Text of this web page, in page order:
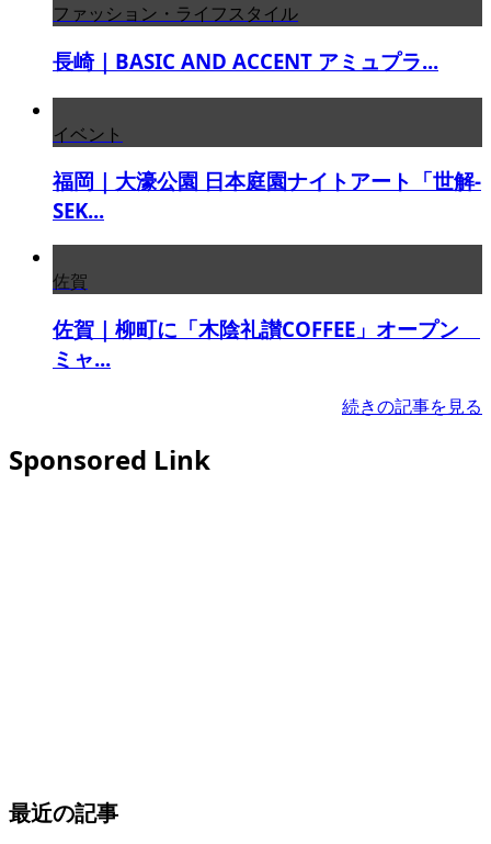
ファッション・ライフスタイル
長崎｜BASIC AND ACCENT アミュプラ...
イベント
福岡｜大濠公園 日本庭園ナイトアート「世解-
SEK...
佐賀
佐賀｜柳町に「木陰礼讃COFFEE」オープン
ミャ...
続きの記事を見る
Sponsored Link
最近の記事